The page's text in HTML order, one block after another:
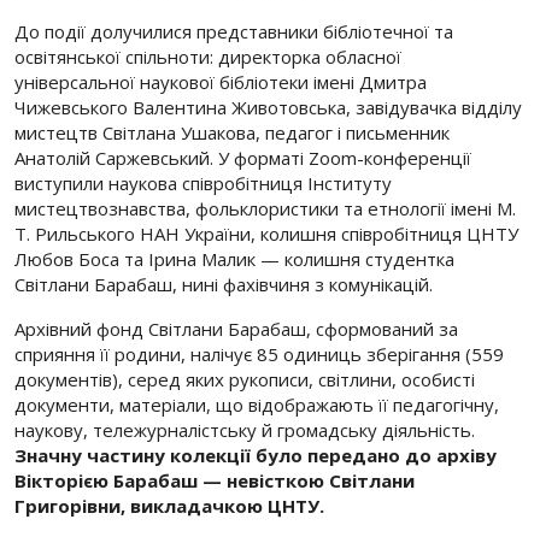
До події долучилися представники бібліотечної та
освітянської спільноти: директорка обласної
універсальної наукової бібліотеки імені Дмитра
Чижевського Валентина Животовська, завідувачка відділу
мистецтв Світлана Ушакова, педагог і письменник
Анатолій Саржевський. У форматі Zoom-конференції
виступили наукова співробітниця Інституту
мистецтвознавства, фольклористики та етнології імені М.
Т. Рильського НАН України, колишня співробітниця ЦНТУ
Любов Боса та Ірина Малик — колишня студентка
Світлани Барабаш, нині фахівчиня з комунікацій.
Архівний фонд Світлани Барабаш, сформований за
сприяння її родини, налічує 85 одиниць зберігання (559
документів), серед яких рукописи, світлини, особисті
документи, матеріали, що відображають її педагогічну,
наукову, тележурналістську й громадську діяльність.
Значну частину колекції було передано до архіву
Вікторією Барабаш — невісткою Світлани
Григорівни, викладачкою ЦНТУ.